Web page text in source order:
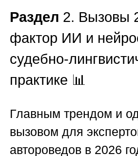
Раздел 2. Вызовы
фактор ИИ и
судебно-
практике 📊
Главным трендом и
вызовом для
автороведов в 2026